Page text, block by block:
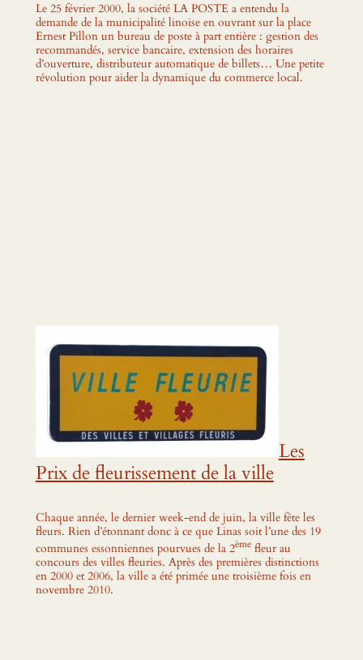
Le 25 février 2000, la société LA POSTE a entendu la
demande de la municipalité linoise en ouvrant sur la place
Ernest Pillon un bureau de poste à part entière : gestion des
recommandés, service bancaire, extension des horaires
d’ouverture, distributeur automatique de billets… Une petite
révolution pour aider la dynamique du commerce local.
Les
Prix de fleurissement de la ville
Chaque année, le dernier week-end de juin, la ville fête les
fleurs. Rien d’étonnant donc à ce que Linas soit l’une des 19
communes essonniennes pourvues de la 2èmefleur au
concours des villes fleuries. Après des premières distinctions
en 2000 et 2006, la ville a été primée une troisième fois en
novembre 2010.